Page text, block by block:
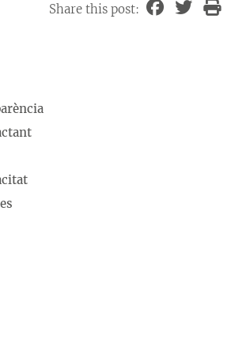
Share this post: